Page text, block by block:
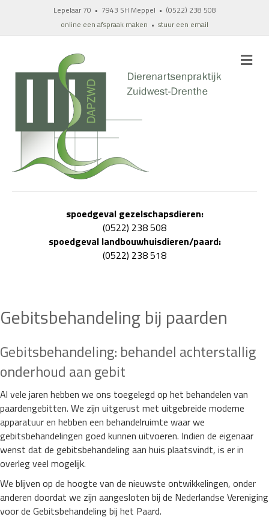
Lepelaar 70 • 7943 SH Meppel • (0522) 238 508
online een afspraak maken • stuur een email
spoedgeval gezelschapsdieren:
(0522) 238 508
spoedgeval landbouwhuisdieren/paard:
(0522) 238 518
Gebitsbehandeling bij paarden
Gebitsbehandeling: behandel achterstallig
onderhoud aan gebit
Al vele jaren hebben we ons toegelegd op het behandelen van
paardengebitten. We zijn uitgerust met uitgebreide moderne
apparatuur en hebben een behandelruimte waar we
gebitsbehandelingen goed kunnen uitvoeren. Indien de eigenaar
wenst dat de gebitsbehandeling aan huis plaatsvindt, is er in
overleg veel mogelijk.
We blijven op de hoogte van de nieuwste ontwikkelingen, onder
anderen doordat we zijn aangesloten bij de Nederlandse Vereniging
voor de Gebitsbehandeling bij het Paard.